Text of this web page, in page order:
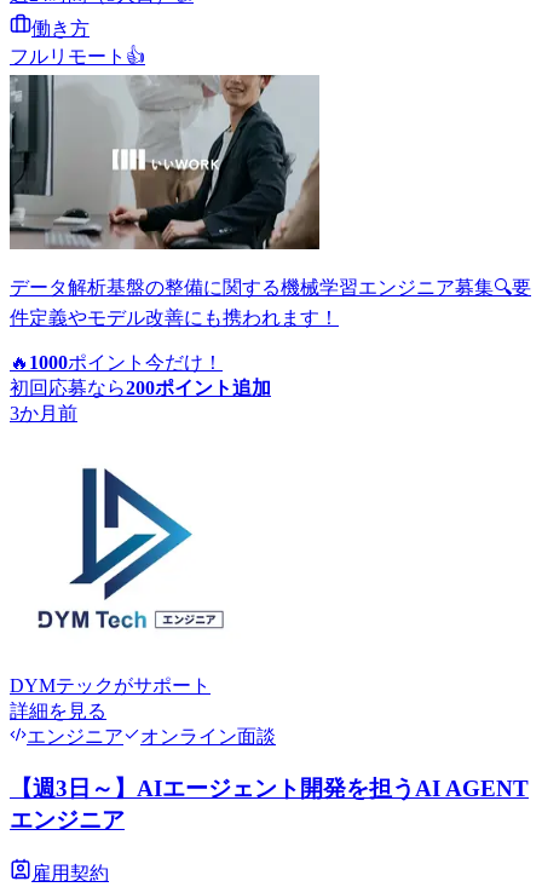
働き方
フルリモート 👍
データ解析基盤の整備に関する機械学習エンジニア募集🔍要
件定義やモデル改善にも携われます！
🔥 1000ポイント 今だけ！
初回応募なら200ポイント追加
3か月前
DYMテックがサポート
詳細を見る
エンジニア
オンライン面談
【週3日～】AIエージェント開発を担うAI AGENT
エンジニア
雇用契約